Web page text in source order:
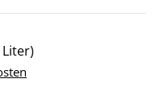
Liter)